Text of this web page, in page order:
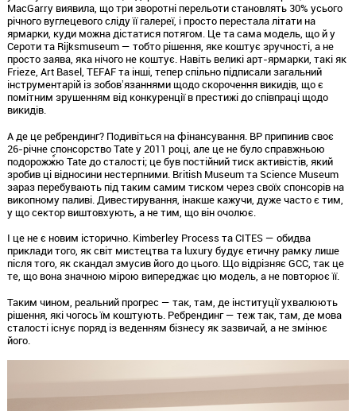
MacGarry виявила, що три зворотні перельоти становлять 30% усього
річного вуглецевого сліду її галереї, і просто перестала літати на
ярмарки, куди можна дістатися потягом.Це та сама модель, що й у
Сероти та Rijksmuseum — тобто рішення, яке коштує зручності, а не
просто заява, яка нічого не коштує.Навіть великі арт-ярмарки, такі як
Frieze, Art Basel, TEFAF та інші, тепер спільно підписали загальний
інструментарій із зобовʼязаннями щодо скорочення викидів, що є
помітним зрушенням від конкуренції в престижі до співпраці щодо
викидів.
А де це ребрендинг?Подивіться на фінансування. BP припинив своє
26-річне спонсорство Tate у 2011 році, але це не було справжньою
подорожж์ю Tate до сталості; це був постійний тиск активістів, який
зробив ці відносини нестерпними. British Museum та Science Museum
зараз перебувають під таким самим тиском через своїх спонсорів на
викопному паливі. Дивестирування, інакше кажучи, дуже часто є тим,
у що сектор виштовхують, а не тим, що він очолює.
І це не є новим історично.Kimberley Process та CITES — обидва
приклади того, як світ мистецтва та luxury будує етичну рамку лише
після того, як скандал змусив його до цього.Що відрізняє GCC, так це
те, що вона значною мірою випереджає цю модель, а не повторює її.
Таким чином, реальний прогрес — так, там, де інституції ухвалюють
рішення, які чогось їм коштують.Ребрендинг — теж так, там, де мова
сталості існує поряд із веденням бізнесу як зазвичай, а не змінює
його.